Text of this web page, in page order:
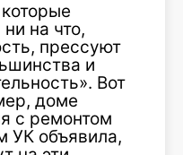
на что,
прессуют
и
Вот
доме
с ремонтом
УК объявила,